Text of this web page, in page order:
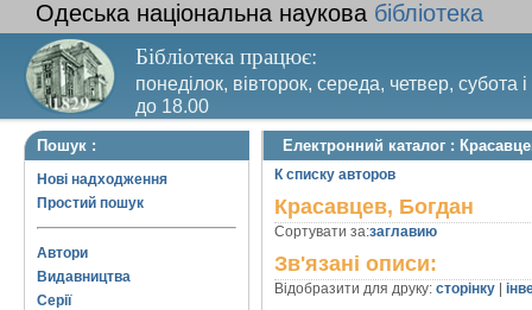
Одеська національна наукова бібліотека
Бібліотека працює:
понеділок, вівторок, середа, четвер, субота
до 18.00
Вихідний день – п’ятниця. Останній четвер
Пошук :
Нові надходження
Простий пошук
Автори
Видавництва
Серії
Електронний каталог :
К списку авторов
Красавцев, Богдан
Сортувати за:заглавию
Зв'язані описи:
Відобразити для друку: сторінку